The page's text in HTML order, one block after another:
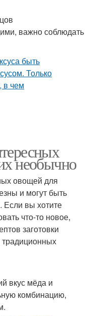
важно соблюдать
необычно
овощей для
и могут быть
Если вы хотите
что-то новое,
заготовки
традиционных
вкус мёда и
комбинацию,